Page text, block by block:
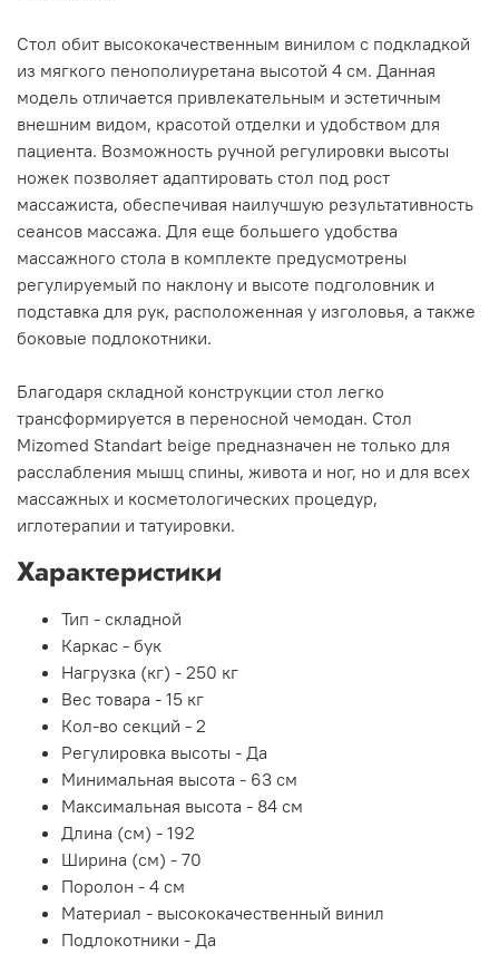
Стол обит высококачественным винилом с подкладкой
из мягкого пенополиуретана высотой 4 см. Данная
модель отличается привлекательным и эстетичным
внешним видом, красотой отделки и удобством для
пациента. Возможность ручной регулировки высоты
ножек позволяет адаптировать стол под рост
массажиста, обеспечивая наилучшую результативность
сеансов массажа. Для еще большего удобства
массажного стола в комплекте предусмотрены
регулируемый по наклону и высоте подголовник и
подставка для рук, расположенная у изголовья, а также
боковые подлокотники.
Благодаря складной конструкции стол легко
трансформируется в переносной чемодан. Стол
Mizomed Standart beige предназначен не только для
расслабления мышц спины, живота и ног, но и для всех
массажных и косметологических процедур,
иглотерапии и татуировки.
Характеристики
Тип - складной
Каркас - бук
Нагрузка (кг) - 250 кг
Вес товара - 15 кг
Кол-во секций - 2
Регулировка высоты - Да
Минимальная высота - 63 см
Максимальная высота - 84 см
Длина (см) - 192
Ширина (см) - 70
Поролон - 4 см
Материал - высококачественный винил
Подлокотники - Да